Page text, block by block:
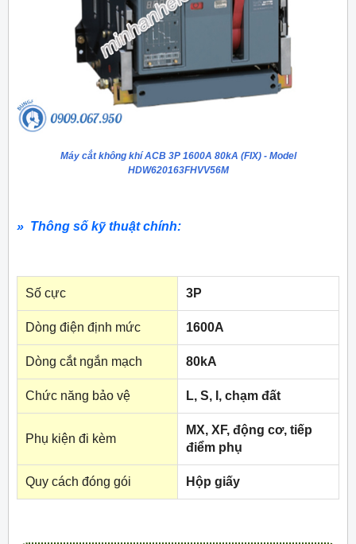
Máy cắt không khí ACB 3P 1600A 80kA (FIX) - Model
HDW620163FHVV56M
» Thông số kỹ thuật chính:
Số cực 3P
Dòng điện định mức 1600A
Dòng cắt ngắn mạch 80kA
Chức năng bảo vệ L, S, I, chạm đất
Phụ kiện đi kèm
MX, XF, động cơ, tiếp
điểm phụ
Quy cách đóng gói Hộp giấy